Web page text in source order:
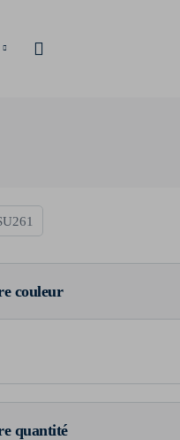
couleur
quantité